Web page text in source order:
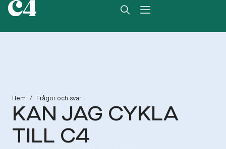
Hem / Frågor och svar
KAN JAG CYKLA
TILL C4